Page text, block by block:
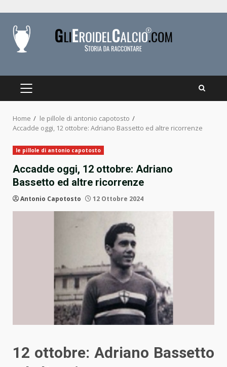
content
PRIMARY
Home
le pillole di antonio capotosto
Accadde oggi, 12 ottobre: Adriano Bassetto ed altre ricorrenze
le pillole di antonio capotosto
Accadde oggi, 12 ottobre: Adriano
Bassetto ed altre ricorrenze
Antonio Capotosto 12 Ottobre 2024
12 ottobre: Adriano Bassetto